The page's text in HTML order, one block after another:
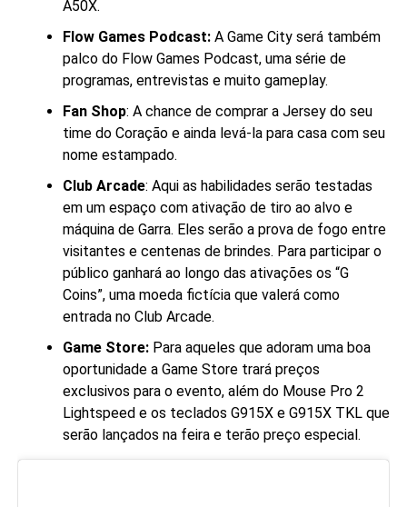
A50X.
Flow Games Podcast:A Game City será também
palco do Flow Games Podcast, uma série de
programas, entrevistas e muito gameplay.
Fan Shop: A chance de comprar a Jersey do seu
time do Coração e ainda levá-la para casa com seu
nome estampado.
Club Arcade: Aqui as habilidades serão testadas
em um espaço com ativação de tiro ao alvo e
máquina de Garra. Eles serão a prova de fogo entre
visitantes e centenas de brindes. Para participar o
público ganhará ao longo das ativações os “G
Coins”, uma moeda fictícia que valerá como
entrada no Club Arcade.
Game Store: Para aqueles que adoram uma boa
oportunidade a Game Store trará preços
exclusivos para o evento, além do Mouse Pro 2
Lightspeed e os teclados G915X e G915X TKL que
serão lançados na feira e terão preço especial.